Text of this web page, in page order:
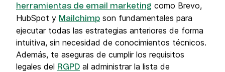
herramientas de email marketing como Brevo,
HubSpot y Mailchimp son fundamentales para
ejecutar todas las estrategias anteriores de forma
intuitiva, sin necesidad de conocimientos técnicos.
Además, te aseguras de cumplir los requisitos
legales del RGPD al administrar la lista de